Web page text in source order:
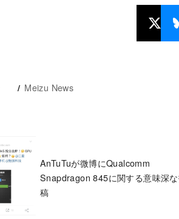
Meizu News
AnTuTuが微博にQualcomm
Snapdragon 845に関する意味深
稿